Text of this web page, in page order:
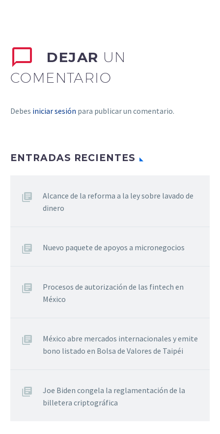
DEJAR UN
COMENTARIO
Debes iniciar sesión para publicar un comentario.
ENTRADAS RECIENTES
Alcance de la reforma a la ley sobre lavado de
dinero
Nuevo paquete de apoyos a micronegocios
Procesos de autorización de las fintech en
México
México abre mercados internacionales y emite
bono listado en Bolsa de Valores de Taipéi
Joe Biden congela la reglamentación de la
billetera criptográfica